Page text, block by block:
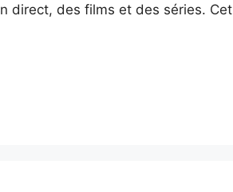
direct, des films et des séries. Cet